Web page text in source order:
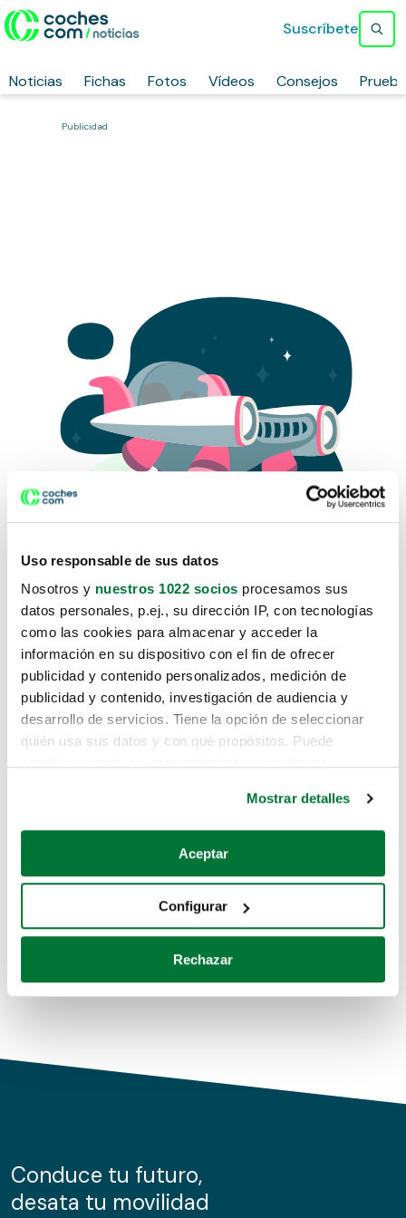
Uso responsable de sus datos
Nosotros y nuestros 1022 socios procesamos sus
datos personales, p.ej., su dirección IP, con tecnologías
como las cookies para almacenar y acceder la
información en su dispositivo con el fin de ofrecer
publicidad y contenido personalizados, medición de
publicidad y contenido, investigación de audiencia y
desarrollo de servicios. Tiene la opción de seleccionar
quién usa sus datos y con qué propósitos. Puede
Si lo permite, también quisiéramos:
Recopilar información sobre su ubicación geográfica
Identificar su dispositivo analizándolo activamente
para buscar características específicas (huellas
Obtenga más información sobre cómo se procesan sus
de cookies.
información sobre el uso que haga del sitio web con
nuestros partners de redes sociales, publicidad y análisis
Mostrar detalles
Aceptar
Configurar
Rechazar
Noticias Fichas Fotos Vídeos Consejos
Suscríbete
Publicidad
Lo sentimos, no sabemos como
te hemos traido hasta aquí.
Pero puedes encontrar el coche que estás
buscando en alguno de estos enlaces:
Coches de segunda mano
Coches de km0
Conduce tu futuro,
desata tu movilidad